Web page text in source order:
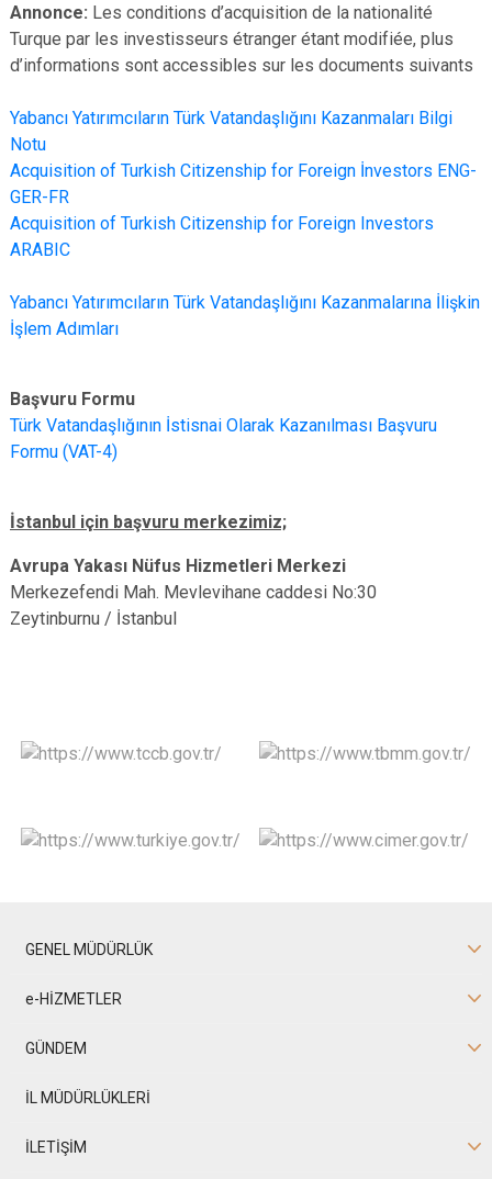
Annonce: Les conditions d’acquisition de la nationalité
Turque par les investisseurs étranger étant modifiée, plus
d’informations sont accessibles sur les documents suivants
Yabancı Yatırımcıların Türk Vatandaşlığını Kazanmaları Bilgi
Notu
Acquisition of Turkish Citizenship for Foreign İnvestors ENG-
GER-FR
Acquisition of Turkish Citizenship for Foreign Investors
ARABIC
Yabancı Yatırımcıların Türk Vatandaşlığını Kazanmalarına İlişkin
İşlem Adımları
Başvuru Formu
Türk Vatandaşlığının İstisnai Olarak Kazanılması Başvuru
Formu (VAT-4)
İstanbul için başvuru merkezimiz;
Avrupa Yakası Nüfus Hizmetleri Merkezi
Merkezefendi Mah. Mevlevihane caddesi No:30
Zeytinburnu / İstanbul
GENEL MÜDÜRLÜK
e-HİZMETLER
GÜNDEM
İL MÜDÜRLÜKLERİ
İLETİŞİM